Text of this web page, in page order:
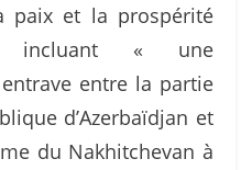
paix et la prospérité
incluant « une
entre la partie
d’Azerbaïdjan et
du Nakhitchevan à